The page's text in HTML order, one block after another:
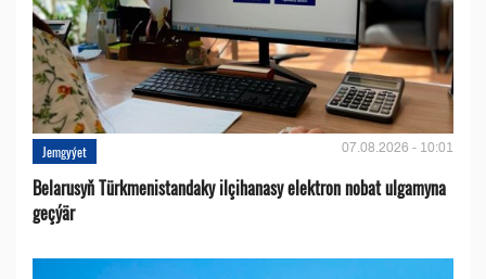
Jemgyýet 07.08.2026 - 10:01
Belarusyň Türkmenistandaky ilçihanasy elektron nobat ulgamyna
geçýär